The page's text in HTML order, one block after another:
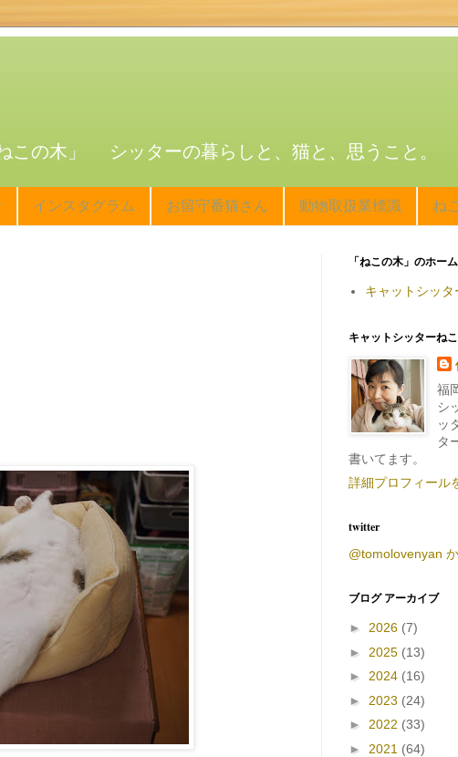
この木」 シッターの暮らしと、猫と、思うこと。
インスタグラム お留守番猫さん 動物取扱業標識 ね
「ねこの木」のホー
キャットシッタ
キャットシッターね
福
シ
ッ
タ
書いてます。
詳細プロフィール
twitter
@tomolovenyan
ブログ アーカイブ
► 2026 (7)
► 2025 (13)
► 2024 (16)
► 2023 (24)
► 2022 (33)
► 2021 (64)